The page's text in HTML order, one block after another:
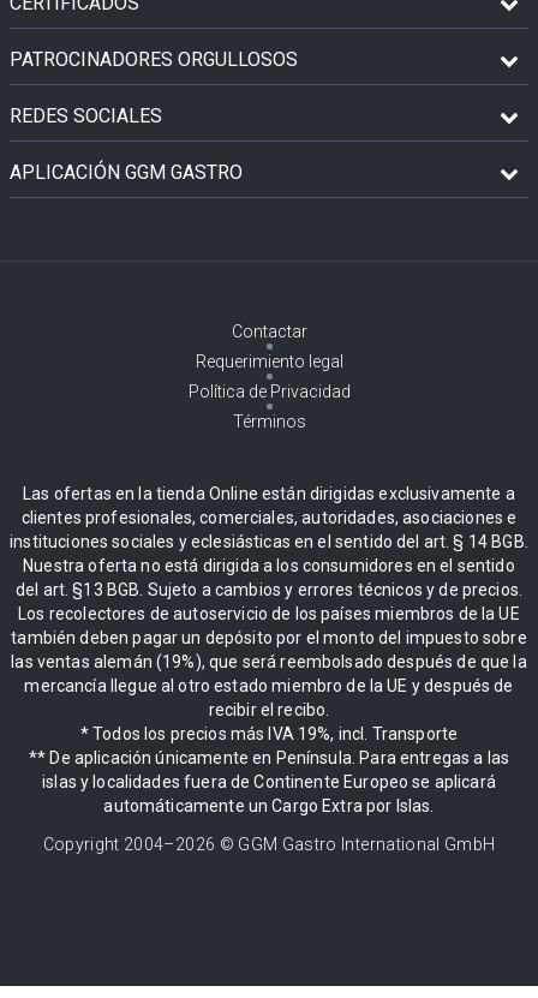
PATROCINADORES ORGULLOSOS
REDES SOCIALES
APLICACIÓN GGM GASTRO
Contactar
Requerimiento legal
Política de Privacidad
Términos
Las ofertas en la tienda Online están dirigidas exclusivamente a
clientes profesionales, comerciales, autoridades, asociaciones e
instituciones sociales y eclesiásticas en el sentido del art. § 14 BGB.
Nuestra oferta no está dirigida a los consumidores en el sentido
del art. §13 BGB. Sujeto a cambios y errores técnicos y de precios.
Los recolectores de autoservicio de los países miembros de la UE
también deben pagar un depósito por el monto del impuesto sobre
las ventas alemán (19%), que será reembolsado después de que la
mercancía llegue al otro estado miembro de la UE y después de
recibir el recibo.
* Todos los precios más IVA 19%, incl. Transporte
** De aplicación únicamente en Península. Para entregas a las
islas y localidades fuera de Continente Europeo se aplicará
automáticamente un Cargo Extra por Islas.
Copyright 2004–2026 © GGM Gastro International GmbH